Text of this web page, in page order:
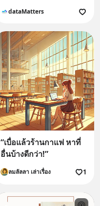
dataMatters
“เบื่อแล้วร้านกาแฟ หาที่
อื่นบ้างดีกว่า!”
ลมลัลลา เล่าเรื่อง 1